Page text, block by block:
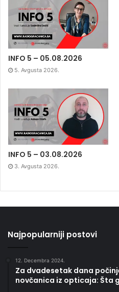
INFO 5 – 05.08.2026
5. Avgusta 2026.
INFO 5 – 03.08.2026
3. Avgusta 2026.
Najpopularniji postovi
12. Decembra 2024.
Za dvadesetak dana
novčanica iz opticaja: Šta